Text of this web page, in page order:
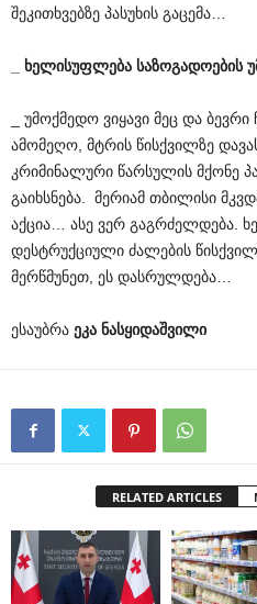
შეკითხვებზე პასუხის გაცემა…
_ ხელისუფლება საზოგადოების
_ უმოქმედო ვიყავი მეც და
ამომეღო, მტრის წისქვილზე
კრიმინალური წარსულის მქონე
გაიხსნება. მერიამ თბილისი
აქცია… ასე ვერ გაგრძელდება.
დესტრუქციული ძალების
მერწმუნეთ, ეს დასრულდება…
ესაუბრა ეკა ნასყიდაშვილი
RELATED ARTICLES